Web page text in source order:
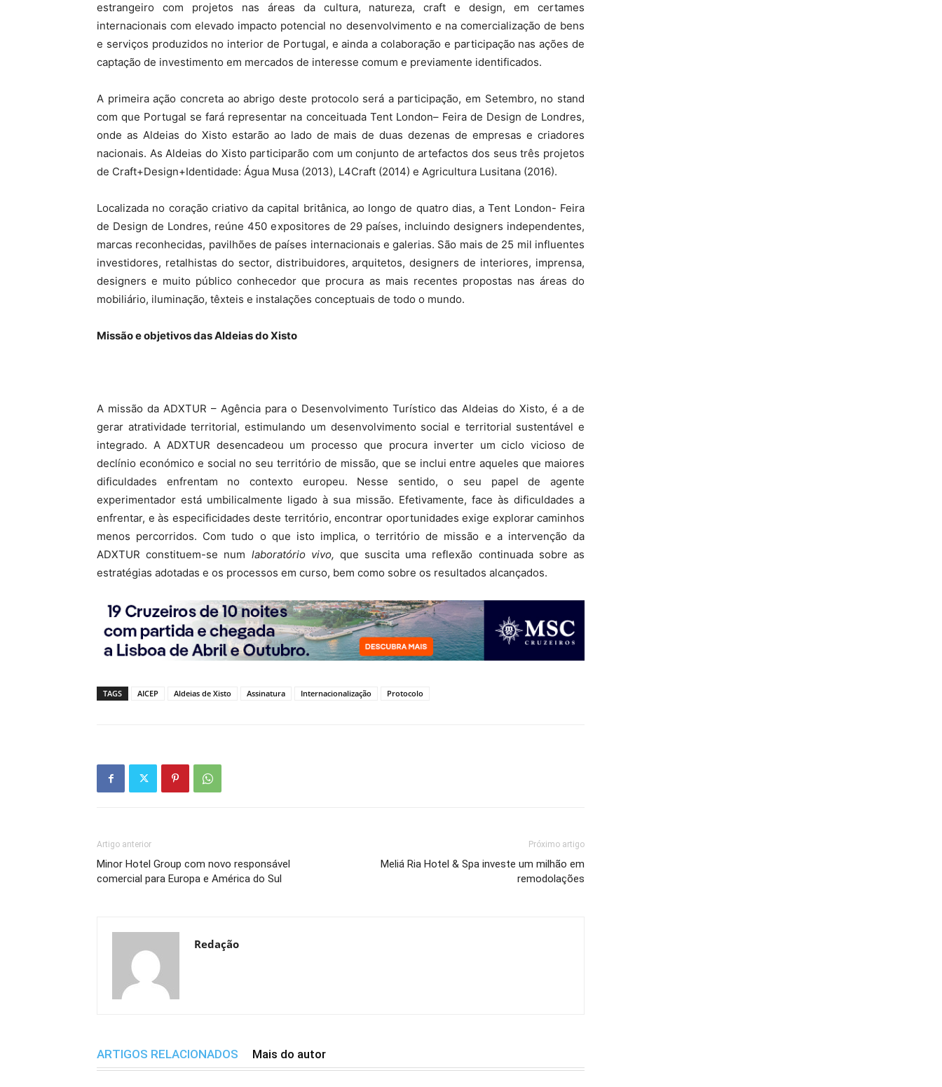
estrangeiro com projetos nas áreas da cultura, natureza, craft e design, em certames
internacionais com elevado impacto potencial no desenvolvimento e na comercialização de bens
e serviços produzidos no interior de Portugal, e ainda a colaboração e participação nas ações de
captação de investimento em mercados de interesse comum e previamente identificados.
A primeira ação concreta ao abrigo deste protocolo será a participação, em Setembro, no stand
com que Portugal se fará representar na conceituada Tent London– Feira de Design de Londres,
onde as Aldeias do Xisto estarão ao lado de mais de duas dezenas de empresas e criadores
nacionais. As Aldeias do Xisto participarão com um conjunto de artefactos dos seus três projetos
de Craft+Design+Identidade: Água Musa (2013), L4Craft (2014) e Agricultura Lusitana (2016).
Localizada no coração criativo da capital britânica, ao longo de quatro dias, a Tent London- Feira
de Design de Londres, reúne 450 expositores de 29 países, incluindo designers independentes,
marcas reconhecidas, pavilhões de países internacionais e galerias. São mais de 25 mil influentes
investidores, retalhistas do sector, distribuidores, arquitetos, designers de interiores, imprensa,
designers e muito público conhecedor que procura as mais recentes propostas nas áreas do
mobiliário, iluminação, têxteis e instalações conceptuais de todo o mundo.
Missão e objetivos das Aldeias do Xisto
A missão da ADXTUR – Agência para o Desenvolvimento Turístico das Aldeias do Xisto, é a de
gerar atratividade territorial, estimulando um desenvolvimento social e territorial sustentável e
integrado. A ADXTUR desencadeou um processo que procura inverter um ciclo vicioso de
declínio económico e social no seu território de missão, que se inclui entre aqueles que maiores
dificuldades enfrentam no contexto europeu. Nesse sentido, o seu papel de agente
experimentador está umbilicalmente ligado à sua missão. Efetivamente, face às dificuldades a
enfrentar, e às especificidades deste território, encontrar oportunidades exige explorar caminhos
menos percorridos. Com tudo o que isto implica, o território de missão e a intervenção da
ADXTUR constituem-se num laboratório vivo, que suscita uma reflexão continuada sobre as
estratégias adotadas e os processos em curso, bem como sobre os resultados alcançados.
TAGS AICEP Aldeias de Xisto Assinatura Internacionalização Protocolo
Artigo anterior
Minor Hotel Group com novo responsável
comercial para Europa e América do Sul
Próximo artigo
Meliá Ria Hotel & Spa investe um milhão em
remodolações
Redação
ARTIGOS RELACIONADOS Mais do autor